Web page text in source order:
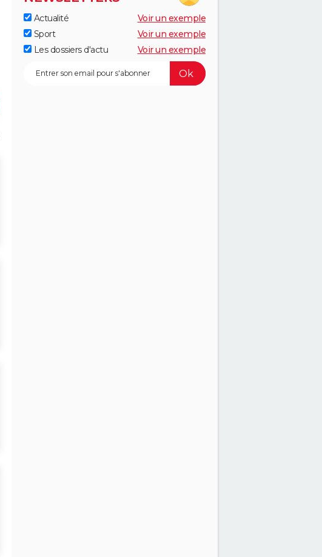
Actualité
Voir un exemple
Sport
Voir un exemple
Les dossiers d'actu
Voir un exemple